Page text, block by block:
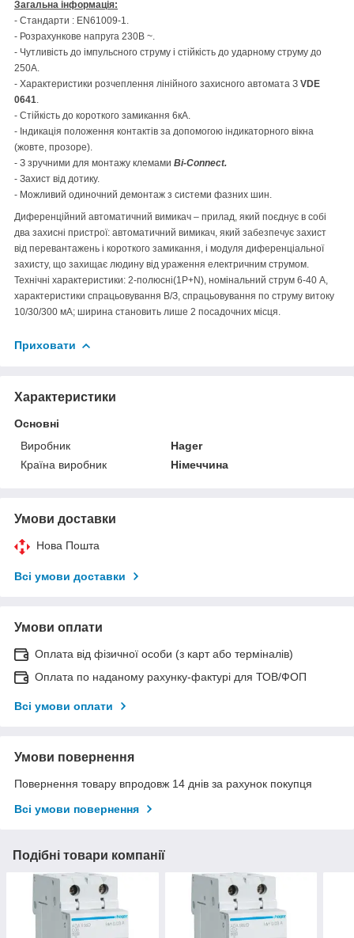
Загальна інформація:
- Стандарти : EN61009-1.
- Розрахункове напруга 230В ~.
- Чутливість до імпульсного струму і стійкість до ударному струму до
250А.
- Характеристики розчеплення лінійного захисного автомата З VDE
0641
- Стійкість до короткого замикання 6кА.
- Індикація положення контактів за допомогою індикаторного вікна
(жовте, прозоре).
- З зручними для монтажу клемами Bi-Connect.
- Захист від дотику.
- Можливий одиночний демонтаж з системи фазних шин.
Диференційний автоматичний вимикач – прилад, який поєднує в собі
два захисні пристрої: автоматичний вимикач, який забезпечує захист
від перевантажень і короткого замикання, і модуля диференціальної
захисту, що захищає людину від ураження електричним струмом.
Технічні характеристики: 2-полюсні(1P+N), номінальний струм 6-40 А,
характеристики спрацьовування В/З, спрацьовування по струму витоку
10/30/300 мА; ширина становить лише 2 посадочних місця.
Приховати
Характеристики
Основні
Виробник
Hager
Країна виробник
Німеччина
Умови доставки
Нова Пошта
Всі умови доставки
Умови оплати
Оплата від фізичної особи (з карт або терміналів)
Оплата по наданому рахунку-фактурі для ТОВ/ФОП
Всі умови оплати
Умови повернення
Повернення товару впродовж 14 днів за рахунок покупця
Всі умови повернення
Подібні товари компанії